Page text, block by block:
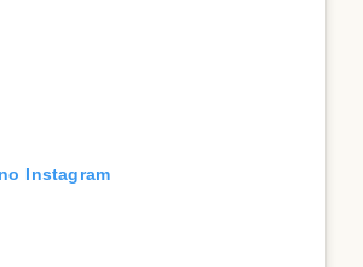
Instagram